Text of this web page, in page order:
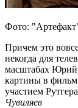
Фото:
Причем это
некогда для
масштабах Юрий
картины в фильм
участием
Чувиляев